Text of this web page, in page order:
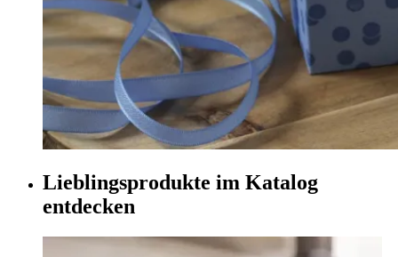
Lieblingsprodukte im Katalog
entdecken